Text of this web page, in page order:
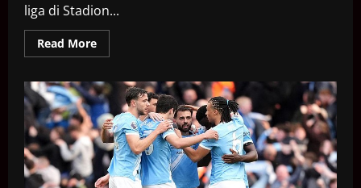
liga di Stadion...
Read MoreRead
more
United
jauhi
zona
degradasi
setelah
tekuk
Burnley
3-
1